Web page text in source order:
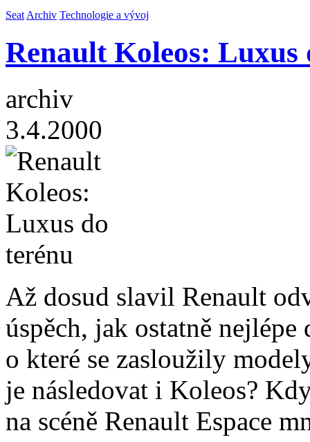
Seat Archiv Technologie a vývoj
Renault Koleos: Luxus
archiv
3.4.2000
Až dosud slavil Renault
úspěch, jak ostatně
o které se zasloužily
je následovat i Koleos?
na scéně Renault Espace